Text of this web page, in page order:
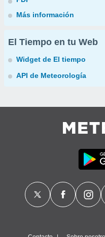
Más información
El Tiempo en tu Web
Widget de El tiempo
API de Meteorología